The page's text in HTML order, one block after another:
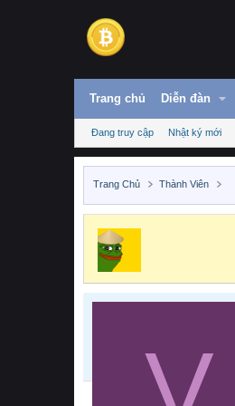
Trang chủ Diễn đàn
Đang truy cập Nhật ký mới
Trang Chủ Thành Viên